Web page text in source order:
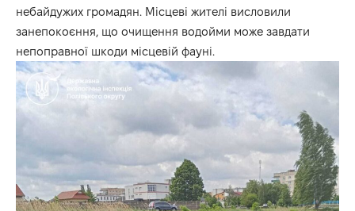
небайдужих громадян. Місцеві жителі висловили
занепокоєння, що очищення водойми може завдати
непоправної шкоди місцевій фауні.